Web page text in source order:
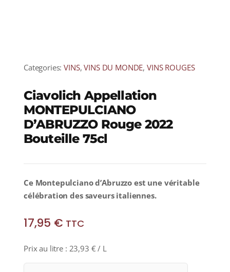
Categories:VINS,VINS DU MONDE,VINS ROUGES
Ciavolich Appellation
MONTEPULCIANO
D’ABRUZZO Rouge 2022
Bouteille 75cl
Ce Montepulciano d’Abruzzo est une véritable
célébration des saveurs italiennes.
17,95 € TTC
Prix au litre : 23,93 € / L